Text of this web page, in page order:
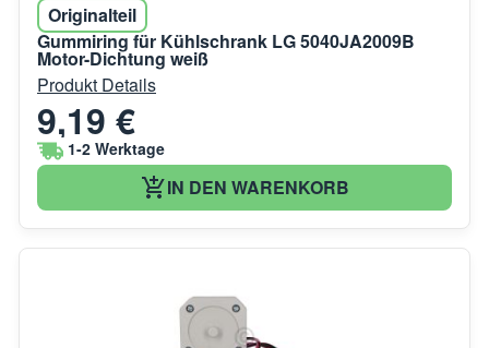
Originalteil
Gummiring für Kühlschrank LG 5040JA2009B
Motor-Dichtung weiß
Produkt Details
9,19 €
1-2 Werktage
IN DEN WARENKORB